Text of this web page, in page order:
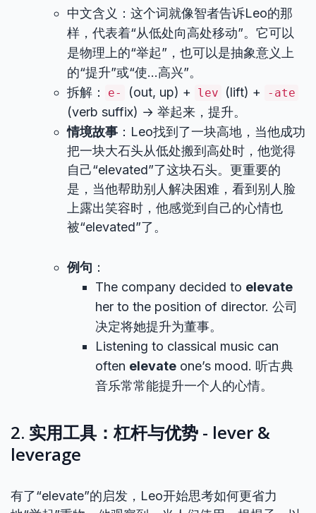
中文含义：这个词就像智者告诉Leo的那
样，代表着“从低处向高处移动”。它可以
是物理上的“举起”，也可以是抽象意义上
的“提升”或“使…高兴”。
拆解：
e- (out, up) + lev (lift) + -ate
(verb suffix) → 举起来，提升。
情境故事 ：Leo找到了一块高地，当他成功
把一块大石头从低处搬到高处时，他觉得
自己“elevated”了这块石头。更重要的
是，当他帮助别人解决困难，看到别人脸
上露出笑容时，他感觉到自己的心情也
被“elevated”了。
例句 ：
The company decided to elevate
her to the position of director. 公司
决定将她提升为董事。
Listening to classical music can
often elevate one’s mood. 听古典
音乐常常能提升一个人的心情。
2. 实用工具：杠杆与优势 - lever &
leverage
有了“elevate”的启发，Leo开始思考如何更省力